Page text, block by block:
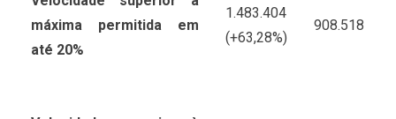
máxima permitida em
até 20%
1.483.404
(+63,28%)
908.518